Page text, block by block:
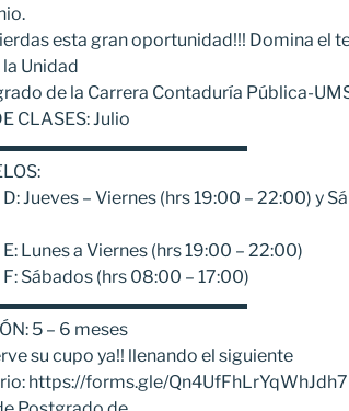
esta gran oportunidad!!! Domina el
Unidad
de la Carrera Contaduría Pública-
CLASES: Julio
Jueves – Viernes (hrs 19:00 – 22:00) y
Lunes a Viernes (hrs 19:00 – 22:00)
Sábados (hrs 08:00 – 17:00)
5 – 6 meses
su cupo ya!! llenando el siguiente
https://forms.gle/